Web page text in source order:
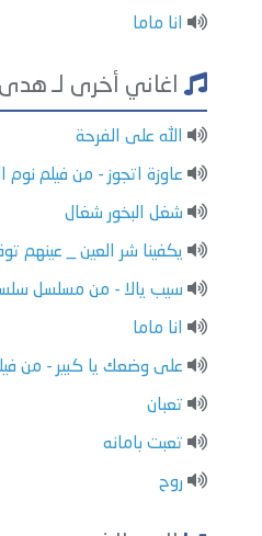
انا ماما
اغاني أخرى لـ هدى
الله على الفرحة
عاوزة اتجوز - من فيلم نوم
شغل البخور شغال
يكفينا شر العين _ عينهم
سيب يالا - من مسلسل
انا ماما
على وضعك يا كبير - من
تعبان
تعبت بامانه
روح